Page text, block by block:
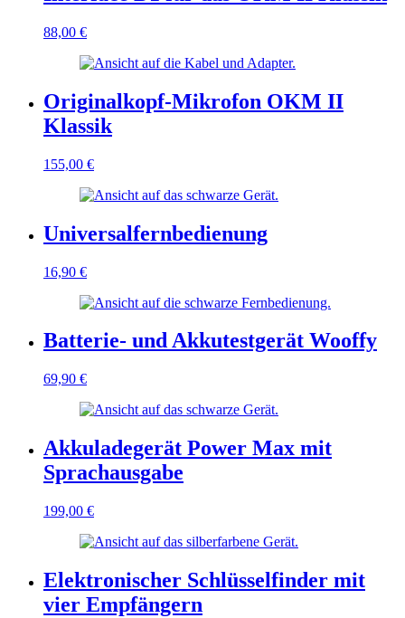
88,00 €
Originalkopf-Mikrofon OKM II
Klassik
155,00 €
Universalfernbedienung
16,90 €
Batterie- und Akkutestgerät Wooffy
69,90 €
Akkuladegerät Power Max mit
Sprachausgabe
199,00 €
Elektronischer Schlüsselfinder mit
vier Empfängern